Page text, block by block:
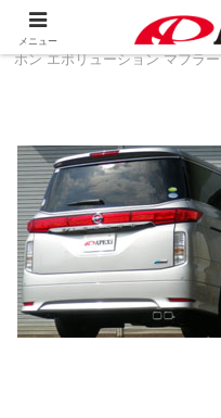
製品情報
ホン エボリューション マフラー
メニュー